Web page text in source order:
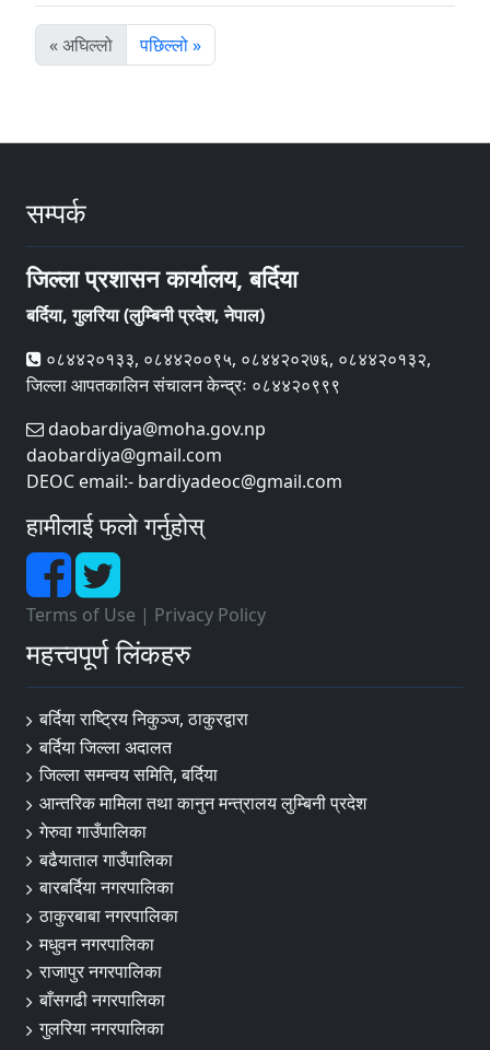
« अघिल्लो पछिल्लो »
सम्पर्क
जिल्ला प्रशासन कार्यालय, बर्दिया
बर्दिया, गुलरिया (लुम्बिनी प्रदेश, नेपाल)
०८४४२०१३३, ०८४४२००९५, ०८४४२०२७६, ०८४४२०१३२,
जिल्ला आपतकालिन संचालन केन्द्रः ०८४४२०९९९
daobardiya@moha.gov.np
daobardiya@gmail.com
DEOC email:- bardiyadeoc@gmail.com
हामीलाई फलो गर्नुहोस्
Terms of Use | Privacy Policy
महत्त्वपूर्ण लिंकहरु
बर्दिया राष्ट्रिय निकुञ्ज, ठाकुरद्वारा
बर्दिया जिल्ला अदालत
जिल्ला समन्वय समिति, बर्दिया
आन्तरिक मामिला तथा कानुन मन्त्रालय लुम्बिनी प्रदेश
गेरुवा गाउँपालिका
बढैयाताल गाउँपालिका
बारबर्दिया नगरपालिका
ठाकुरबाबा नगरपालिका
मधुवन नगरपालिका
राजापुर नगरपालिका
बाँसगढी नगरपालिका
गुलरिया नगरपालिका